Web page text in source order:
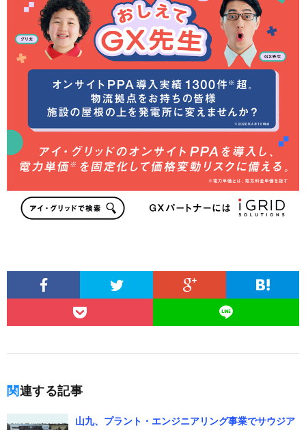
関連する記事
山九、プラント・エンジニアリング事業でサウジア